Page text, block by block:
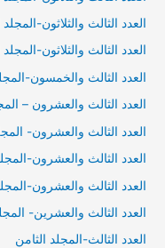
العدد الثالث والثلاثون-المجلد
العدد الثالث والثلاثون-
العدد الثالث والخمسون-
العدد الثالث والعشرون –
العدد الثالث والعشرون-
العدد الثالث والعشرون-
العدد الثالث والعشرون-
العدد الثالث والعشرين-
العدد الثالث-المجلد الثامن